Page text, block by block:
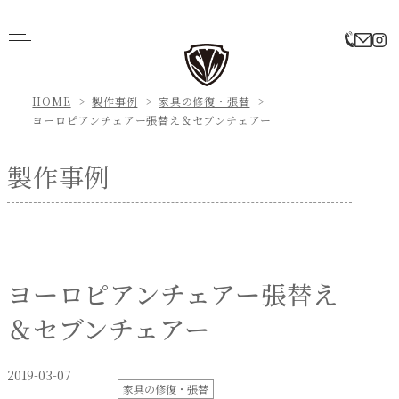
HOME 製作事例
家具の修復・張替
ヨーロピアンチェアー張替え＆セブンチェアー
製作事例
ヨーロピアンチェアー張替え
＆セブンチェアー
2019-03-07
家具の修復・張替